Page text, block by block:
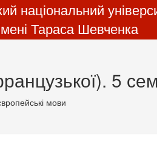
національний
Тараса Шевченка
5
мови